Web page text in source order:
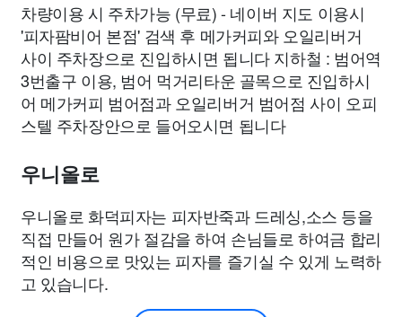
차량이용 시 주차가능 (무료) - 네이버 지도 이용시
'피자팜비어 본점' 검색 후 메가커피와 오일리버거
사이 주차장으로 진입하시면 됩니다 지하철 : 범어역
3번출구 이용, 범어 먹거리타운 골목으로 진입하시
어 메가커피 범어점과 오일리버거 범어점 사이 오피
스텔 주차장안으로 들어오시면 됩니다
우니올로
우니올로 화덕피자는 피자반죽과 드레싱,소스 등을
직접 만들어 원가 절감을 하여 손님들로 하여금 합리
적인 비용으로 맛있는 피자를 즐기실 수 있게 노력하
고 있습니다.